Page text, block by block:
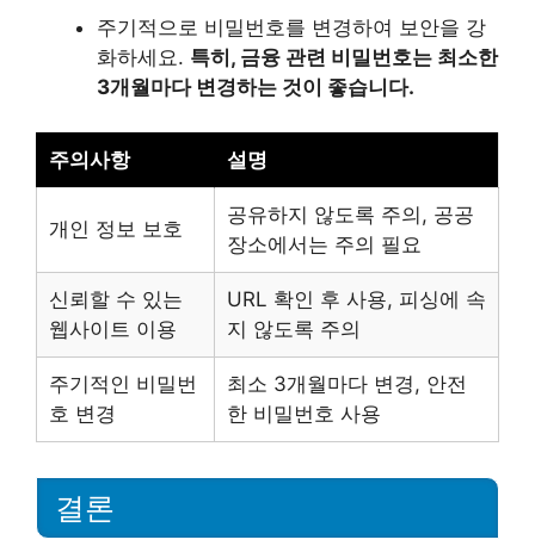
주기적으로 비밀번호를 변경하여 보안을 강
화하세요. 특히, 금융 관련 비밀번호는 최소한
3개월마다 변경하는 것이 좋습니다.
주의사항 설명
개인 정보 보호
공유하지 않도록 주의, 공공
장소에서는 주의 필요
신뢰할 수 있는
웹사이트 이용
URL 확인 후 사용, 피싱에 속
지 않도록 주의
주기적인 비밀번
호 변경
최소 3개월마다 변경, 안전
한 비밀번호 사용
결론